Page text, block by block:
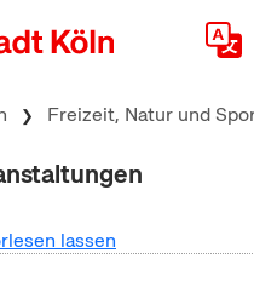
Freizeit, Natur und
lassen